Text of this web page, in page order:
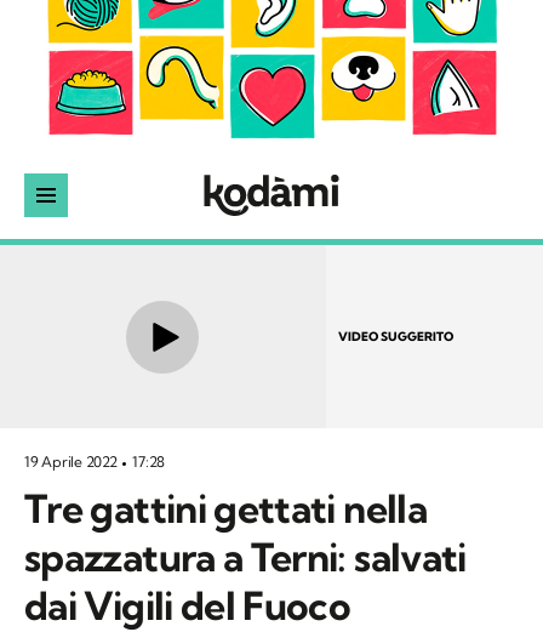
VIDEO SUGGERITO
19 Aprile 2022 17:28
Tre gattini gettati nella
spazzatura a Terni: salvati
dai Vigili del Fuoco